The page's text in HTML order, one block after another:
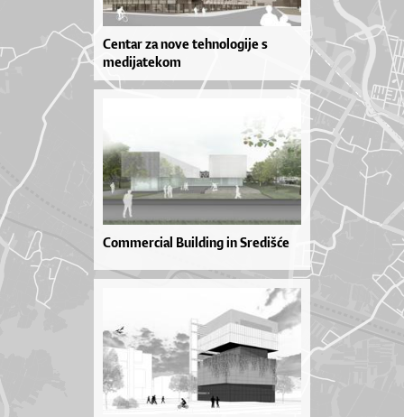
Centar za nove tehnologije s
medijatekom
Commercial Building in Središće